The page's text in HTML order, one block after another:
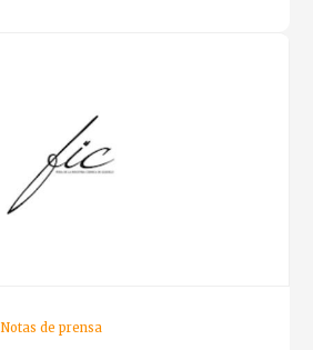
Notas de prensa